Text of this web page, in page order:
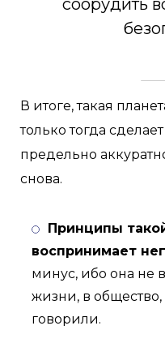
соорудить
В итоге, такая
только тогда
предельно
снова.
Принципы
воспринимает
минус, ибо она не
жизни, в
говорили.